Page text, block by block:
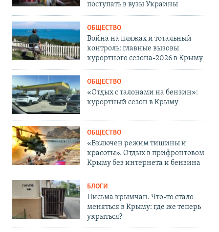
поступать в вузы Украины
ОБЩЕСТВО
Война на пляжах и тотальный
контроль: главные вызовы
курортного сезона-2026 в Крыму
ОБЩЕСТВО
«Отдых с талонами на бензин»:
курортный сезон в Крыму
ОБЩЕСТВО
«Включен режим тишины и
красоты». Отдых в прифронтовом
Крыму без интернета и бензина
БЛОГИ
Письма крымчан. Что-то стало
меняться в Крыму: где же теперь
укрыться?